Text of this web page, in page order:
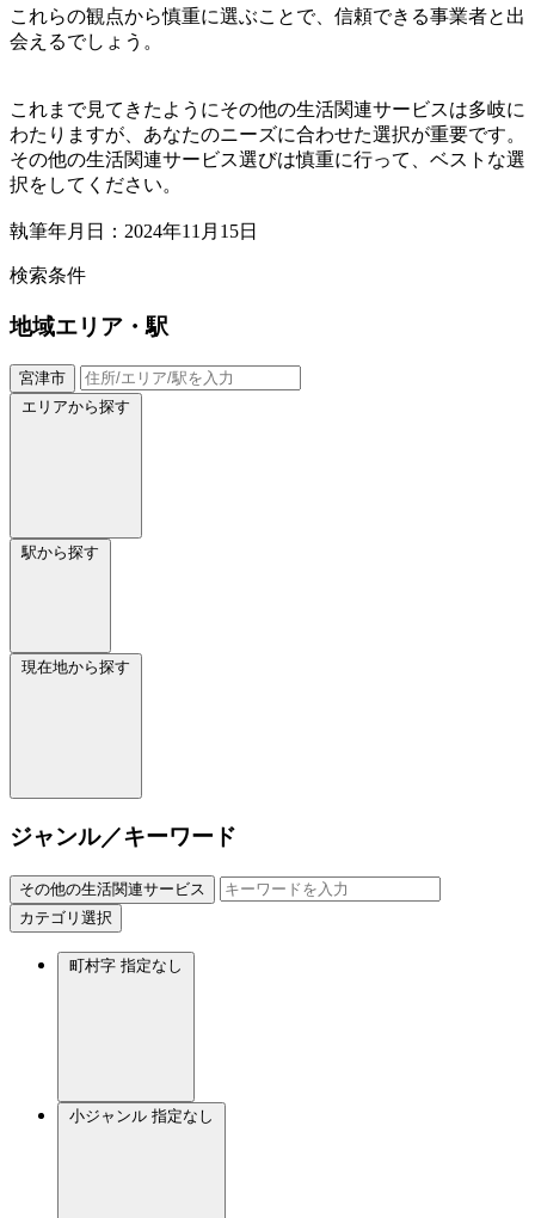
これらの観点から慎重に選ぶことで、信頼できる事業者と出
会えるでしょう。
これまで見てきたようにその他の生活関連サービスは多岐に
わたりますが、あなたのニーズに合わせた選択が重要です。
その他の生活関連サービス選びは慎重に行って、ベストな選
択をしてください。
執筆年月日：2024年11月15日
検索条件
地域エリア・駅
宮津市
エリアから探す
駅から探す
現在地から探す
ジャンル／キーワード
その他の生活関連サービス
カテゴリ選択
町村字 指定なし
小ジャンル 指定なし